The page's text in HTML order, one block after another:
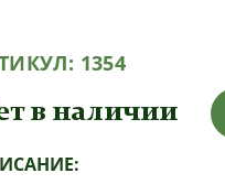
1354
в наличии